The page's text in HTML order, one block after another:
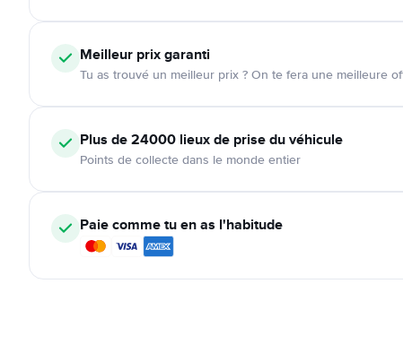
Meilleur prix garanti
Tu as trouvé un meilleur prix ? On te fera une meilleure
Plus de 24000 lieux de prise du véhicule
Points de collecte dans le monde entier
Paie comme tu en as l'habitude